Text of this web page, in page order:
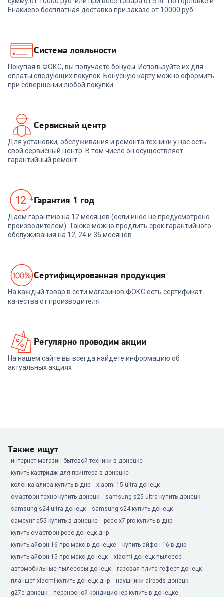
09HBC103/R3
22 879₽
В корзину
Skandi EACS-09HSK/N3_24Y
В корзину
Енакиево бесплатная доставка при заказе от 10000 руб
Система лояльности
Покупая в ФОКС, вы получаете бонусы. Используйте их для
оплаты следующих покупок. Бонусную карту можно оформить
при совершении любой покупки
Сервисный центр
Для установки, обслуживания и ремонта техники у нас есть
свой сервисный центр. В том числе он осуществляет
гарантийный ремонт
Гарантия 1 год
Даем гарантию на 12 месяцев (если иное не предусмотрено
производителем). Также можно продлить срок гарантийного
обслуживания на 12, 24 и 36 месяцев
Cертифицированная продукция
На каждый товар в сети магазинов ФОКС есть сертификат
качества от производителя
Регулярно проводим акции
На нашем сайте вы всегда найдете информацию об
актуальных акциях
Также ищут
интернет магазин бытовой техники в донецке
купить картридж для принтера в донецке
колонка алиса купить в днр
xiaomi 15 ultra донецк
смартфон техно купить донецк
samsung s25 ultra купить донецк
samsung s24 ultra донецк
samsung s24 купить донецк
самсунг а55 купить в донецке
poco x7 pro купить в днр
купить смартфон poco донецк днр
купить айфон 16 про макс в донецке
купить айфон 16 в днр
купить айфон 15 про макс донецк
xiaomi донецк пылесос
автомобильные пылесосы донецк
газовая плита гефест донецк
планшет xiaomi купить донецк днр
наушники airpods донецк
g27q донецк
переносной кондиционер купить в донецке